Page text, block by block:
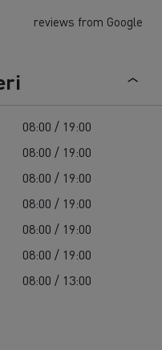
reviews from Google
08:00 / 19:00
08:00 / 19:00
08:00 / 19:00
08:00 / 19:00
08:00 / 19:00
08:00 / 19:00
08:00 / 13:00